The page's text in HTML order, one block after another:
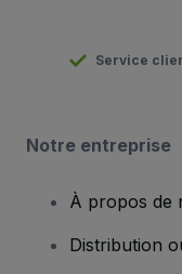
Service
Notre entreprise
À propos de
Distribution